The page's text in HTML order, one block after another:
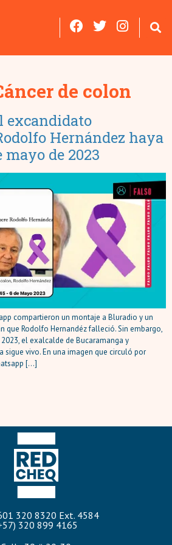
de colon
excandidato
Hernández haya
de 2023
compartieron un montaje a Bluradio y un
que Rodolfo Hernandéz falleció. Sin embargo,
el exalcalde de Bucaramanga y
sigue vivo. En una imagen que circuló por
[…]
320 8320 Ext. 4584
320 899 4165